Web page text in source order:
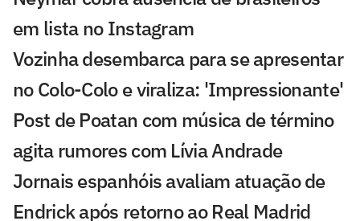
em lista no Instagram
Vozinha desembarca para se apresentar
no Colo-Colo e viraliza: 'Impressionante'
Post de Poatan com música de término
agita rumores com Lívia Andrade
Jornais espanhóis avaliam atuação de
Endrick após retorno ao Real Madrid